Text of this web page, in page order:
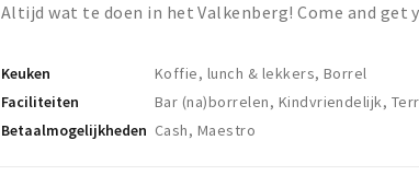
Altijd wat te doen in het Valkenberg! Come and get
Keuken
Koffie, lunch & lekkers, Borrel
Faciliteiten
Bar (na)borrelen, Kindvriendelijk,
Betaalmogelijkheden Cash, Maestro